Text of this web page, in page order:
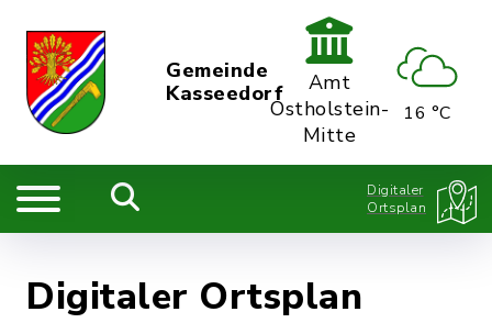
Gemeinde
Kasseedorf
Amt
Ostholstein-
Mitte
16 °C
Digitaler
Ortsplan
Digitaler Ortsplan